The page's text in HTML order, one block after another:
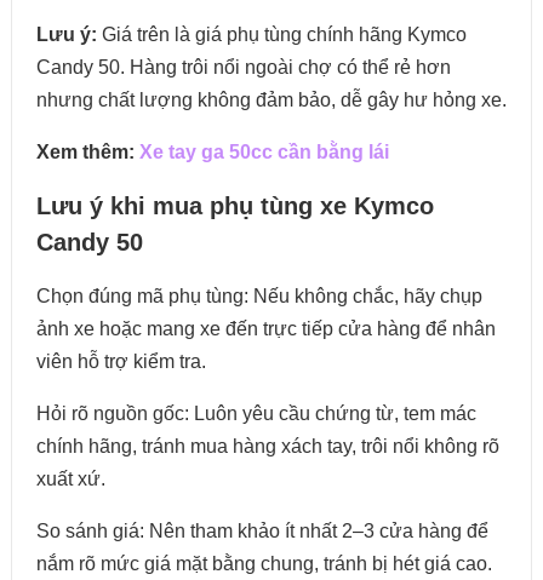
Lưu ý: Giá trên là giá phụ tùng chính hãng Kymco
Candy 50. Hàng trôi nổi ngoài chợ có thể rẻ hơn
nhưng chất lượng không đảm bảo, dễ gây hư hỏng xe.
Xem thêm: Xe tay ga 50cc cần bằng lái
Lưu ý khi mua phụ tùng xe Kymco
Candy 50
Chọn đúng mã phụ tùng: Nếu không chắc, hãy chụp
ảnh xe hoặc mang xe đến trực tiếp cửa hàng để nhân
viên hỗ trợ kiểm tra.
Hỏi rõ nguồn gốc: Luôn yêu cầu chứng từ, tem mác
chính hãng, tránh mua hàng xách tay, trôi nổi không rõ
xuất xứ.
So sánh giá: Nên tham khảo ít nhất 2–3 cửa hàng để
nắm rõ mức giá mặt bằng chung, tránh bị hét giá cao.